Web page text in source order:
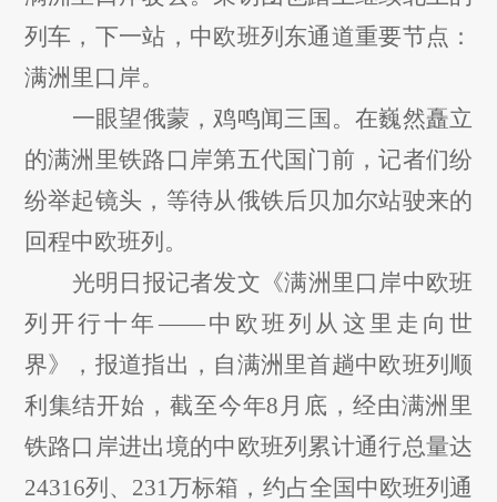
列车，下一站，中欧班列东通道重要节点：
满洲里口岸。
一眼望俄蒙，鸡鸣闻三国。在巍然矗立
的满洲里铁路口岸第五代国门前，记者们纷
纷举起镜头，等待从俄铁后贝加尔站驶来的
回程中欧班列。
光明日报记者发文《满洲里口岸中欧班
列开行十年 ——中欧班列从这里走向世
界》，报道指出，自满洲里首趟中欧班列顺
利集结开始，截至今年8月底，经由满洲里
铁路口岸进出境的中欧班列累计通行总量达
24316列、231万标箱，约占全国中欧班列通